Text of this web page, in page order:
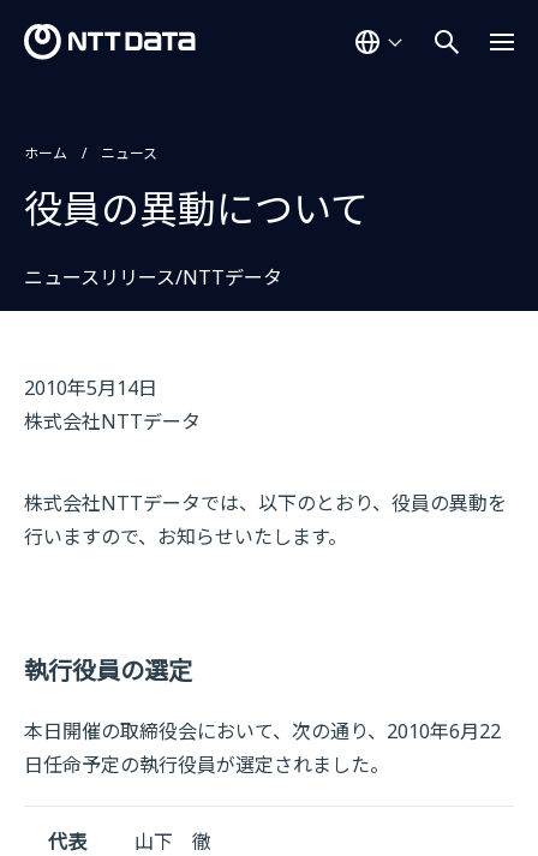
ホーム ニュース
役員の異動について
ニュースリリース/NTTデータ
2010年5月14日
株式会社NTTデータ
株式会社NTTデータでは、以下のとおり、役員の異動を
行いますので、お知らせいたします。
執行役員の選定
本日開催の取締役会において、次の通り、2010年6月22
日任命予定の執行役員が選定されました。
代表
山下 徹